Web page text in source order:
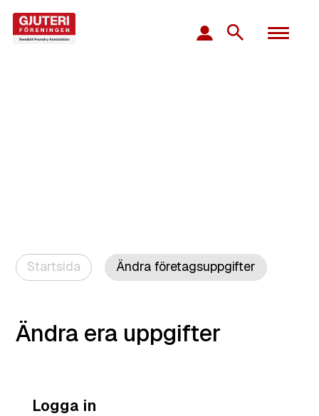
Startsida Ändra företagsuppgifter
Ändra era uppgifter
Logga in